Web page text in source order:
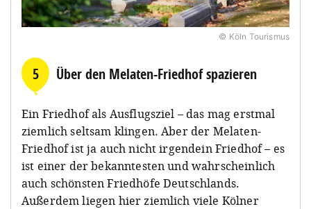
© Köln Tourismus
5 Über den Melaten-Friedhof spazieren
Ein Friedhof als Ausflugsziel – das mag erstmal
ziemlich seltsam klingen. Aber der Melaten-
Friedhof ist ja auch nicht irgendein Friedhof – es
ist einer der bekanntesten und wahrscheinlich
auch schönsten Friedhöfe Deutschlands.
Außerdem liegen hier ziemlich viele Kölner